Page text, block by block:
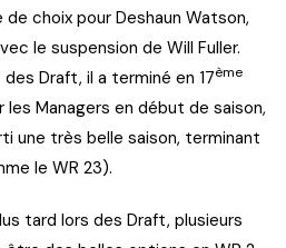
choix pour Deshaun Watson,
le suspension de Will Fuller.
Draft, il a terminé en 17ème
Managers en début de saison,
une très belle saison, terminant
le WR 23).
tard lors des Draft, plusieurs